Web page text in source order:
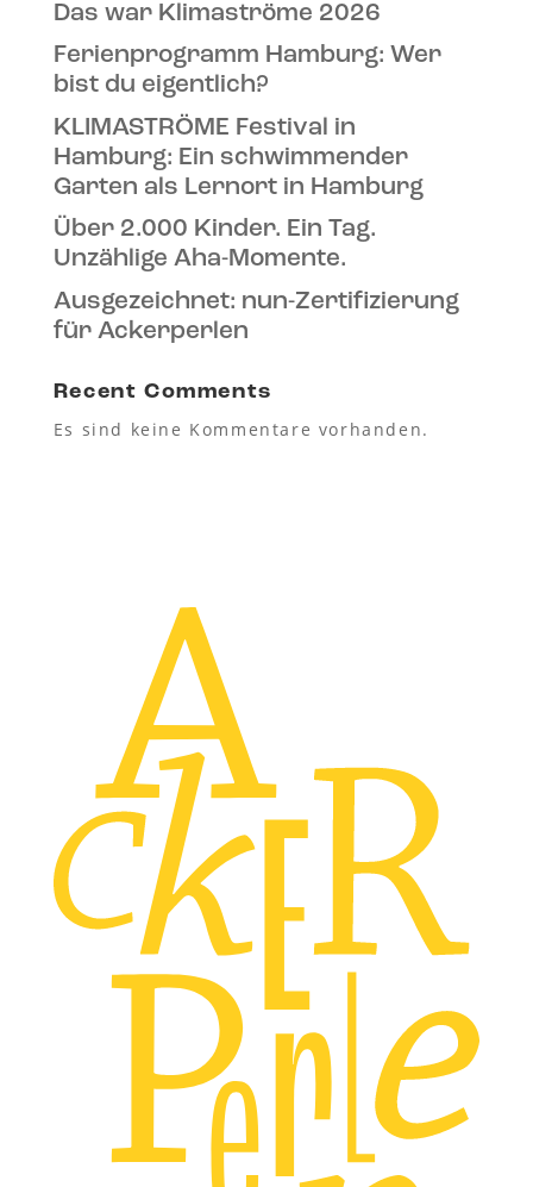
Das war Klimaströme 2026
Ferienprogramm Hamburg: Wer
bist du eigentlich?
KLIMASTRÖME Festival in
Hamburg: Ein schwimmender
Garten als Lernort in Hamburg
Über 2.000 Kinder. Ein Tag.
Unzählige Aha-Momente.
Ausgezeichnet: nun-Zertifizierung
für Ackerperlen
Recent Comments
Es sind keine Kommentare vorhanden.